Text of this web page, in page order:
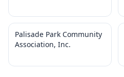
Palisade Park Community
Association, Inc.